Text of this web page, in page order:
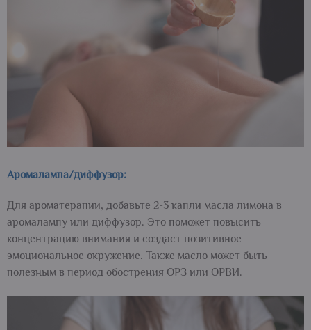
Аромалампа/диффузор:
Для ароматерапии, добавьте 2-3 капли масла лимона в
аромалампу или диффузор. Это поможет повысить
концентрацию внимания и создаст позитивное
эмоциональное окружение. Также масло может быть
полезным в период обострения ОРЗ или ОРВИ.